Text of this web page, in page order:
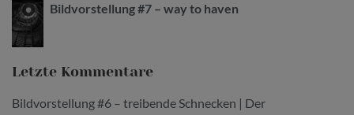
Bildvorstellung #7 – way to haven
Letzte Kommentare
Bildvorstellung #6 – treibende Schnecken | Der